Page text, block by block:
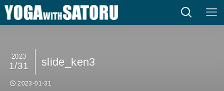
slide_ken3
2023
1/31
2023-01-31